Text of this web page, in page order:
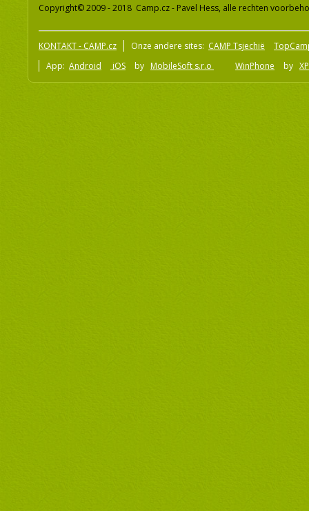
Copyright© 2009 - 2018 Camp.cz - Pavel Hess, alle rechten
KONTAKT - CAMP.cz Onze andere sites: CAMP Tsjechië
App: Android iOS by MobileSoft s.r.o WinPhone by